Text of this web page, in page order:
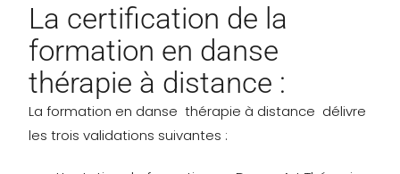
La certification de la
formation en danse
thérapie à distance :
La formation en danse thérapie à distance délivre
les trois validations suivantes :